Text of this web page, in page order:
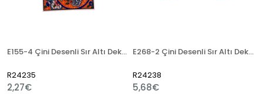
E155-4 Çini Desenli Sır Altı Dekal 10x25 cm
R24235
2,27€
E268-2 Çini Desenli Sır Altı Dekal 25x25 cm
R24238
5,68€